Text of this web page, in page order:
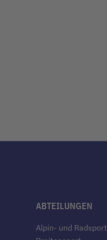
ABTEILUNGEN
Alpin- und Radsport